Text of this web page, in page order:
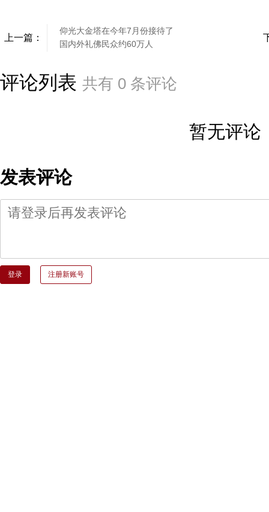
上一篇：
仰光大金塔在今年7月份接待了
国内外礼佛民众约60万人
评论列表 共有 0 条评论
暂无评论
发表评论
登录 注册新账号